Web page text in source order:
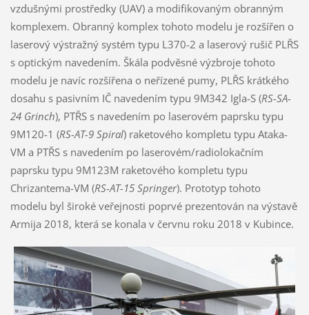
vzdušnými prostředky (UAV) a modifikovaným obranným
komplexem. Obranný komplex tohoto modelu je rozšířen o
laserový výstražný systém typu L370-2 a laserový rušič PLŘS
s optickým navedením. Škála podvěsné výzbroje tohoto
modelu je navíc rozšířena o neřízené pumy, PLŘS krátkého
dosahu s pasivním IČ navedením typu 9M342 Igla-S (RS-SA-
24 Grinch), PTŘS s navedením po laserovém paprsku typu
9M120-1 (RS-AT-9 Spiral) raketového kompletu typu Ataka-
VM a PTŘS s navedením po laserovém/radiolokačním
paprsku typu 9M123M raketového kompletu typu
Chrizantema-VM (RS-AT-15 Springer). Prototyp tohoto
modelu byl široké veřejnosti poprvé prezentován na výstavě
Armija 2018, která se konala v červnu roku 2018 v Kubince.